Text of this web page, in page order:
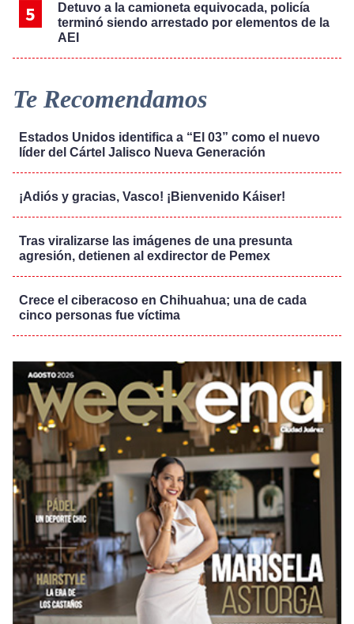
Detuvo a la camioneta equivocada, policía
terminó siendo arrestado por elementos de la
AEI
Te Recomendamos
Estados Unidos identifica a “El 03” como el nuevo
líder del Cártel Jalisco Nueva Generación
¡Adiós y gracias, Vasco! ¡Bienvenido Káiser!
Tras viralizarse las imágenes de una presunta
agresión, detienen al exdirector de Pemex
Crece el ciberacoso en Chihuahua; una de cada
cinco personas fue víctima